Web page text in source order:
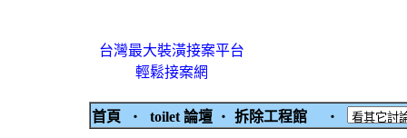
台灣最大裝潢接案平台
輕鬆接案網
首頁 ‧ toilet 論壇 ‧ 拆除工程館 ‧